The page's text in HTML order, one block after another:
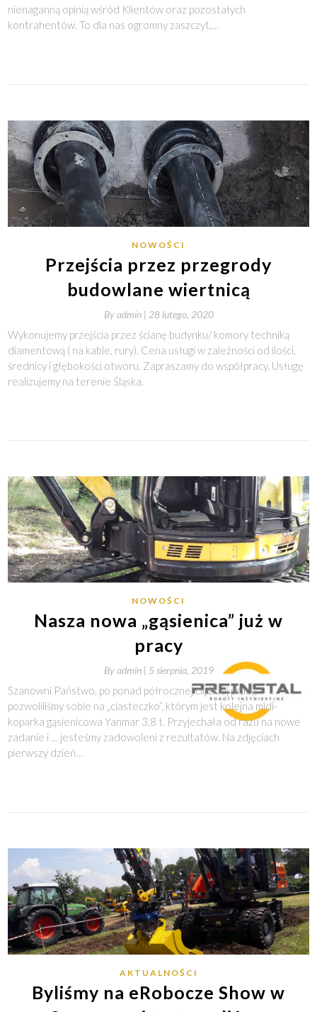
nienaganną opinią wśród Klientów oraz pozostałych
kontrahentów. To dla nas ogromny zaszczyt,…
NOWOŚCI
Przejścia przez przegrody
budowlane wiertnicą
Byadmin | 28 lutego, 2020
Wykonujemy przejścia przez ścianę budynku/ komory techniką
diamentową ( na kable, rury). Cena usługi w zależności od ilości,
średnicy i głębokości otworu. Zapraszamy do współpracy. Usługę
realizujemy na terenie Śląska.
NOWOŚCI
Nasza nowa „gąsienica” już w
pracy
Byadmin | 5 sierpnia, 2019
Szanowni Państwo, po ponad półrocznej ciężkiej pracy,
pozwoliliśmy sobie na „ciasteczko”, którym jest kolejna midi-
koparka gąsienicowa Yanmar 3,8 t. Przyjechała od razu na nowe
zadanie i … jesteśmy zadowoleni z rezultatów. Na zdjęciach
pierwszy dzień…
AKTUALNOŚCI
Byliśmy na eRobocze Show w